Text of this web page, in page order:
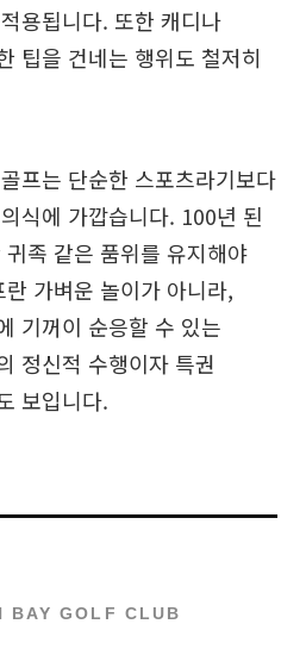
용됩니다. 또한 캐디나
팁을 건네는 행위도 철저히
프는 단순한 스포츠라기보다
식에 가깝습니다. 100년 된
족 같은 품위를 유지해야
가벼운 놀이가 아니라,
기꺼이 순응할 수 있는
정신적 수행이자 특권
보입니다.
BAY GOLF CLUB